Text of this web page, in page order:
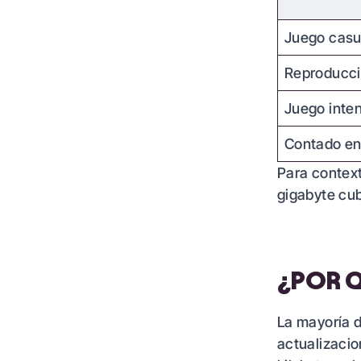
Juego
Juego
Contado
Para
gigabyte
¿POR
La mayoría